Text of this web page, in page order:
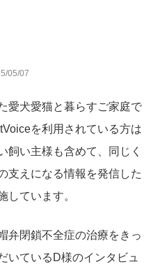
05/07
愛犬愛猫と暮らすご家庭で
を利用されている方は
飼い主様も含めて、同じく
支えになる情報を発信した
しています。
弁閉鎖不全症の治療をきっ
いているD様のインタビュ